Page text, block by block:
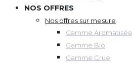
NOS OFFRES
Nos offres sur mesure
Gamme Aromatisée
Gamme Bio
Gamme Crue